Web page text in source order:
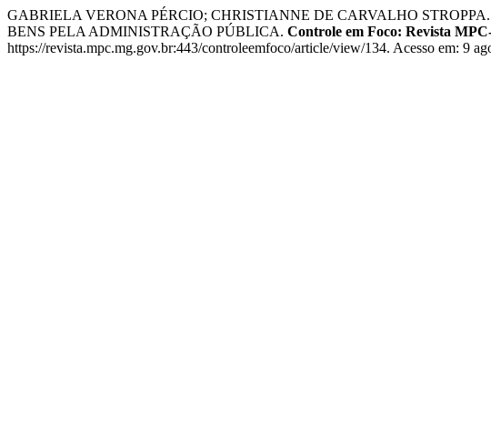
GABRIELA VERONA PÉRCIO; CHRISTIANNE DE CARVALHO
BENS PELA ADMINISTRAÇÃO PÚBLICA. Controle em Foco: Revista
https://revista.mpc.mg.gov.br:443/controleemfoco/article/view/134. Acesso em: 9